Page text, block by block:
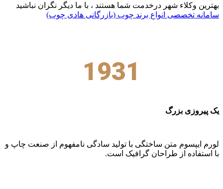
بهترین وکلاء شهر درخدمت شما هستند ، با ما دیگر نگران نباشید
سامانه تخصصی انواع برند چوب (بازرگانی هادی چوب)
1931
یک پیروزی بزرگ
لورم ایپسوم متن ساختگی با تولید سادگی نامفهوم از صنعت چاپ و
با استفاده از طراحان گرافیک است.